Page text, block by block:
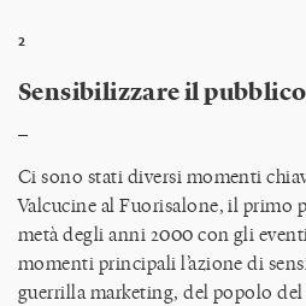
2
Sensibilizzare il pubblico
Ci sono stati diversi momenti
Valcucine al Fuorisalone, il primo
metà degli anni 2000 con gli
momenti principali l’azione di
guerrilla marketing, del popolo